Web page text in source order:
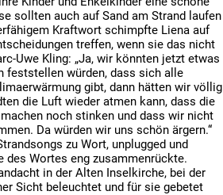
sollten auch auf Sand am Strand laufen
Kraftwort schimpfte Liena auf
treffen, wenn sie das nicht
Uwe Kling: „Ja, wir könnten jetzt etwas
feststellen würden, dass sich alle
gibt, dann hätten wir völlig
die Luft wieder atmen kann, dass die
noch stinken und dass wir nicht
Da würden wir uns schön ärgern.“
zu Wort, unplugged und
Wortes eng zusammenrückte.
in der Alten Inselkirche, bei der
Sicht beleuchtet und für sie gebetet